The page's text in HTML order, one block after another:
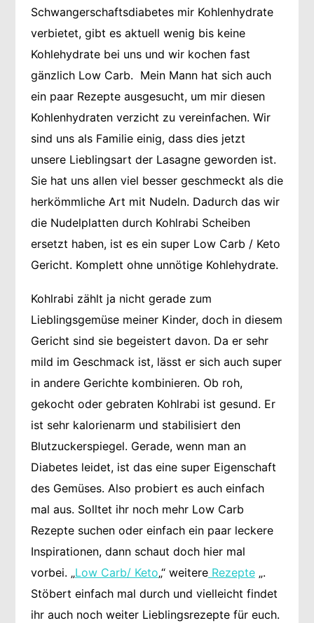
Schwangerschaftsdiabetes mir Kohlenhydrate
verbietet, gibt es aktuell wenig bis keine
Kohlehydrate bei uns und wir kochen fast
gänzlich Low Carb. Mein Mann hat sich auch
ein paar Rezepte ausgesucht, um mir diesen
Kohlenhydraten verzicht zu vereinfachen. Wir
sind uns als Familie einig, dass dies jetzt
unsere Lieblingsart der Lasagne geworden ist.
Sie hat uns allen viel besser geschmeckt als die
herkömmliche Art mit Nudeln. Dadurch das wir
die Nudelplatten durch Kohlrabi Scheiben
ersetzt haben, ist es ein super Low Carb / Keto
Gericht. Komplett ohne unnötige Kohlehydrate.
Kohlrabi zählt ja nicht gerade zum
Lieblingsgemüse meiner Kinder, doch in diesem
Gericht sind sie begeistert davon. Da er sehr
mild im Geschmack ist, lässt er sich auch super
in andere Gerichte kombinieren. Ob roh,
gekocht oder gebraten Kohlrabi ist gesund. Er
ist sehr kalorienarm und stabilisiert den
Blutzuckerspiegel. Gerade, wenn man an
Diabetes leidet, ist das eine super Eigenschaft
des Gemüses. Also probiert es auch einfach
mal aus. Solltet ihr noch mehr Low Carb
Rezepte suchen oder einfach ein paar leckere
Inspirationen, dann schaut doch hier mal
vorbei. „Low Carb/ Keto„“ weitereRezepte„.
Stöbert einfach mal durch und vielleicht findet
ihr auch noch weiter Lieblingsrezepte für euch.